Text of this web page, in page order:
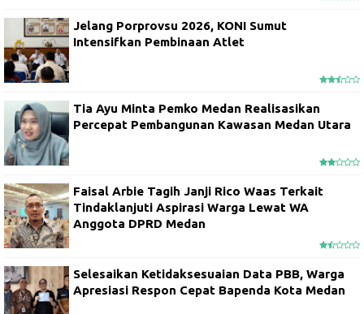
Jelang Porprovsu 2026, KONI Sumut
Intensifkan Pembinaan Atlet
Tia Ayu Minta Pemko Medan Realisasikan
Percepat Pembangunan Kawasan Medan Utara
Faisal Arbie Tagih Janji Rico Waas Terkait
Tindaklanjuti Aspirasi Warga Lewat WA
Anggota DPRD Medan
Selesaikan Ketidaksesuaian Data PBB, Warga
Apresiasi Respon Cepat Bapenda Kota Medan